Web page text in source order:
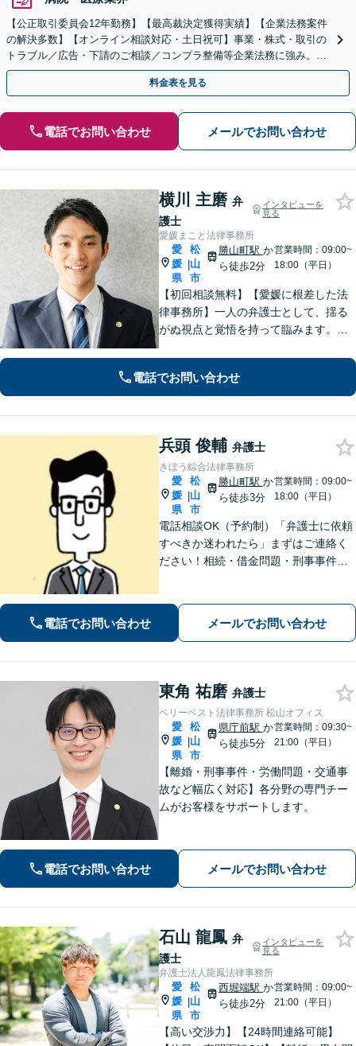
【公正取引委員会12年勤務】【最高裁決定獲得実績】【企業法務案件
の解決多数】【オンライン相談対応・土日祝可】事業・株式・取引の
トラブル／広告・下請のご相談／コンプラ整備等企業法務に強み。株
式の相続／誹謗中傷対策／不動産問題まで幅広く対応！
料金表を見る
電話でお問い合わせ メールでお問い合わせ
横川 主磨 弁
護士
インタビューを
見る
愛媛まこと法律事務所
愛
媛
県
|
松
山
市
勝山町駅 か
ら徒歩2分
営業時間：09:00~
18:00（平日）
【初回相談無料】【愛媛に根差した法
律事務所】一人の弁護士として、揺る
がぬ視点と覚悟を持って臨みます。依
見据えて、一人ひとりに合った解決を
目指します。【勝山町駅2分】
電話でお問い合わせ
兵頭 俊輔 弁護士
きぼう綜合法律事務所
愛
媛
県
|
松
山
市
勝山町駅 か
ら徒歩3分
営業時間：09:00~
18:00（平日）
電話相談OK（予約制）「弁護士に依頼
すべきか迷われたら」まずはご連絡く
ださい！相続・借金問題・刑事事件・
談に対応。お気軽にご連絡ください。
【勝山町駅3分】
電話でお問い合わせ メールでお問い合わせ
東角 祐磨 弁護士
ベリーベスト法律事務所 松山オフィス
愛
媛
県
|
松
山
市
県庁前駅 か
ら徒歩5分
営業時間：09:30~
21:00（平日）
【離婚・刑事事件・労働問題・交通事
故など幅広く対応】各分野の専門チー
ムがお客様をサポートします。
電話でお問い合わせ メールでお問い合わせ
石山 龍鳳 弁
護士
インタビューを
見る
弁護士法人龍鳳法律事務所
愛
媛
県
|
松
山
市
西堀端駅 か
ら徒歩2分
営業時間：09:00~
21:00（平日）
【高い交渉力】【24時間連絡可能】